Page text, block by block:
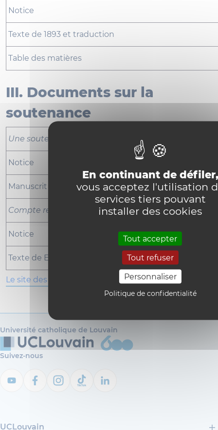
En continuant de défiler,
vous acceptez l'utilisation
services tiers pouvant
installer des cookies
Tout accepter
Tout refuser
Personnaliser
Politique de confidentialité
Notice
Texte de 1893 et traduction
Table des matières
III. Documents sur la
soutenance
Une soutenance de thèse
Notice
Manuscrit de 1893 et article de 1907 (signé J. Wehrlé)
Compte rendu de la soutenance de la thèse latine
Notice
Texte de E. Halévy
Le site des PUF
Université catholique de Louvain
Suivez-nous
UCLouvain